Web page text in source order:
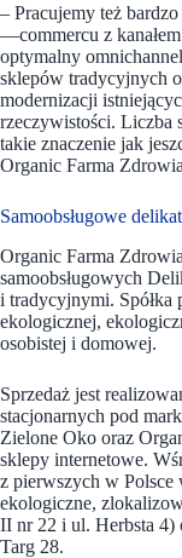
– Pracujemy też
—commercu z
optymalny
sklepów tradycyjnych
modernizacji
rzeczywistości. Liczba
takie znaczenie jak
Organic Farma
Samoobsługowe
Organic Farma
samoobsługowych
i tradycyjnymi. Spółka
ekologicznej,
osobistej i domowej.
Sprzedaż jest
stacjonarnych pod
Zielone Oko oraz
sklepy internetowe.
z pierwszych w
ekologiczne,
II nr 22 i ul. Herbsta 4)
Targ 28.